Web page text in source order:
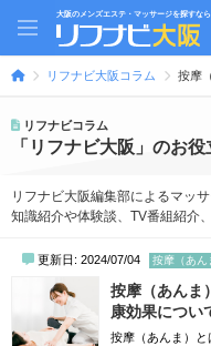
大阪のメンズエステ・マッサージを探すなら
リフナビ大阪コラム 按摩
リフナビコラム
「リフナビ大阪」のお
リフナビ大阪編集部によるマッ
知識紹介や体験談、TV番組紹介
更新日: 2024/07/04 按摩（あん
按摩（あんま
康効果につい
按摩（あんま）